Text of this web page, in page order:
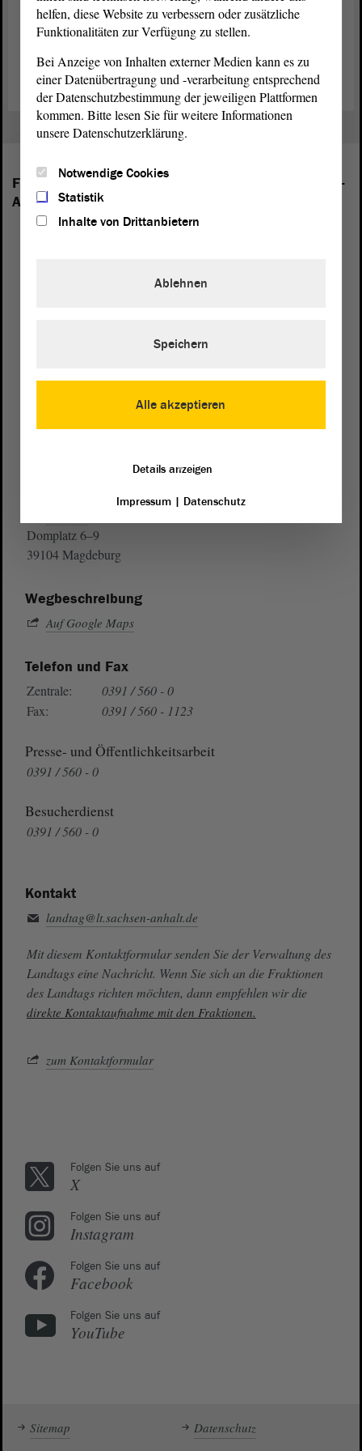
Bundesaußenminister Hans-Dietrich Genscher den Balkon betritt.
Folgende Fraktionen sind im Landtag von Sachsen-
Anhalt vertreten:
Domplatz 6–9
39104 Magdeburg
Wegbeschreibung
Auf Google Maps
Telefon und Fax
Zentrale:
0391 / 560 - 0
Fax:
0391 / 560 - 1123
Presse- und Öffentlichkeitsarbeit
0391 / 560 - 0
Besucherdienst
0391 / 560 - 0
Kontakt
landtag@lt.sachsen-anhalt.de
Mit diesem Kontaktformular senden Sie der Verwaltung des
Landtags eine Nachricht. Wenn Sie sich an die Fraktionen
des Landtags richten möchten, dann empfehlen wir die
direkte Kontaktaufnahme mit den Fraktionen.
zum Kontaktformular
Folgen Sie uns auf
X
Folgen Sie uns auf
Instagram
Folgen Sie uns auf
Facebook
Folgen Sie uns auf
YouTube
Sitemap Datenschutz
helfen, diese Website zu verbessern oder zusätzliche
Funktionalitäten zur Verfügung zu stellen.
Bei Anzeige von Inhalten externer Medien kann es zu
einer Datenübertragung und -verarbeitung entsprechend
der Datenschutzbestimmung der jeweiligen Plattformen
kommen. Bitte lesen Sie für weitere Informationen
unsere Datenschutzerklärung.
Notwendige Cookies
Statistik
Inhalte von Drittanbietern
Alle akzeptieren
Ablehnen
Speichern
Details anzeigen
Impressum| Datenschutz